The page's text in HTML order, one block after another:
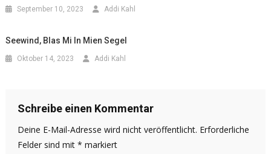
September 10, 2023 Addi Kahl
Seewind, Blas Mi In Mien Segel
Oktober 14, 2023 Addi Kahl
Schreibe einen Kommentar
Deine E-Mail-Adresse wird nicht veröffentlicht. Erforderliche
Felder sind mit * markiert